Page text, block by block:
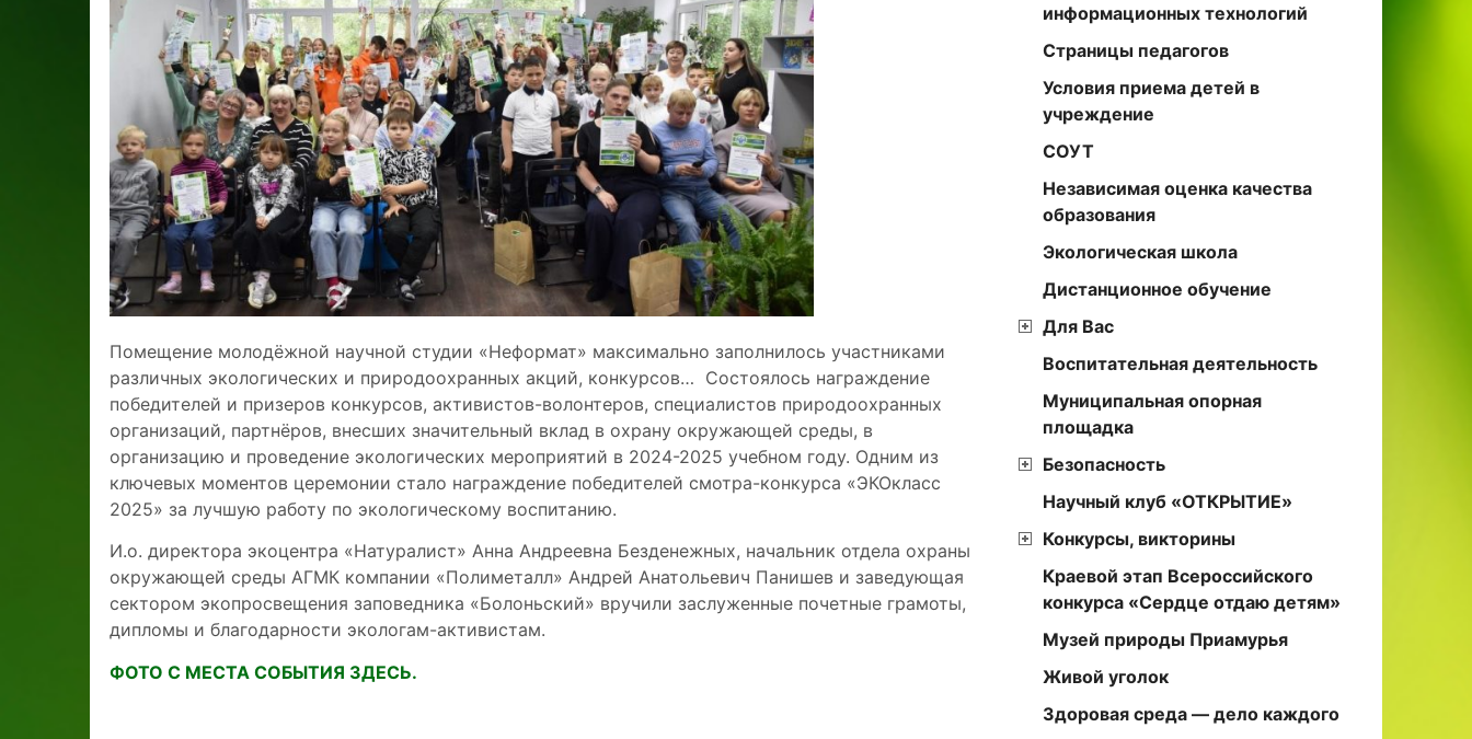
Помещение молодёжной научной студии «Неформат» максимально заполнилось участниками
различных экологических и природоохранных акций, конкурсов… Состоялось награждение
победителей и призеров конкурсов, активистов-волонтеров, специалистов природоохранных
организаций, партнёров, внесших значительный вклад в охрану окружающей среды, в
организацию и проведение экологических мероприятий в 2024-2025 учебном году. Одним из
ключевых моментов церемонии стало награждение победителей смотра-конкурса «ЭКОкласс
2025» за лучшую работу по экологическому воспитанию.
И.о. директора экоцентра «Натуралист» Анна Андреевна Безденежных, начальник отдела охраны
окружающей среды АГМК компании «Полиметалл» Андрей Анатольевич Панишев и заведующая
сектором экопросвещения заповедника «Болоньский» вручили заслуженные почетные грамоты,
дипломы и благодарности экологам-активистам.
ФОТО С МЕСТА СОБЫТИЯ ЗДЕСЬ.
информационных технологий
Страницы педагогов
Условия приема детей в
учреждение
СОУТ
Независимая оценка качества
образования
Экологическая школа
Дистанционное обучение
Для Вас
Воспитательная деятельность
Муниципальная опорная
площадка
Безопасность
Научный клуб «ОТКРЫТИЕ»
Конкурсы, викторины
Краевой этап Всероссийского
конкурса «Сердце отдаю детям»
Музей природы Приамурья
Живой уголок
Здоровая среда — дело каждого